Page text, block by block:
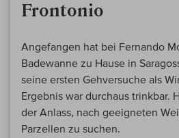
Frontonio
Angefangen hat bei Fernando
Badewanne zu Hause in
seine ersten Gehversuche als
Ergebnis war durchaus trinkbar.
der Anlass, nach geeigneten
Parzellen zu suchen.